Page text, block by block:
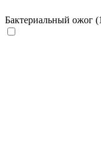
Бактериальный ожог